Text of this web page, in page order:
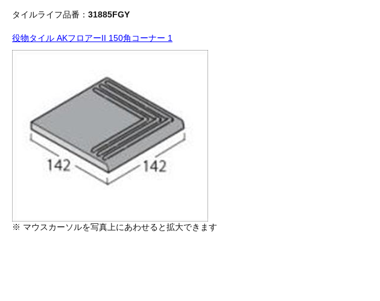
タイルライフ品番： 31885FGY
役物タイル AKフロアーII 150角コーナー 1
※ マウスカーソルを写真上にあわせると拡大できます